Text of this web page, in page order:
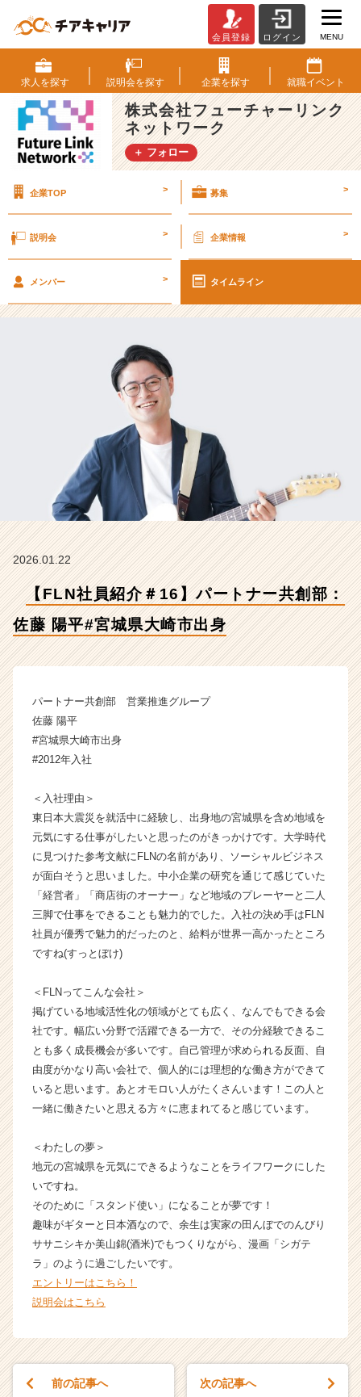
L
N
社
員
紹
介
＃
パ
ナ
佐
藤
陽
平
#
宮
城
県
大
崎
市
式
会
社
フ
ャ
ト
ワ
ー
ク
の
タ
ム
ン】
|
ベ
ン
ャ
ー・
成
業
ス
カ
ウ
ト
が
サ
会員登録 ログイン MENU
求人を探す 説明会を探す 企業を探す 就職イベント
株式会社フューチャーリンク
ネットワーク
＋ フォロー
企業TOP > 募集 >
説明会 > 企業情報 >
メンバー > タイムライン
2026.01.22
【FLN社員紹介＃16】パートナー共創部：
佐藤 陽平#宮城県大崎市出身
パートナー共創部 営業推進グループ
佐藤 陽平
#宮城県大崎市出身
#2012年入社
＜入社理由＞
東日本大震災を就活中に経験し、出身地の宮城県を含め地域を
元気にする仕事がしたいと思ったのがきっかけです。大学時代
に見つけた参考文献にFLNの名前があり、ソーシャルビジネス
が面白そうと思いました。中小企業の研究を通じて感じていた
「経営者」「商店街のオーナー」など地域のプレーヤーと二人
三脚で仕事をできることも魅力的でした。入社の決め手はFLN
社員が優秀で魅力的だったのと、給料が世界一高かったところ
ですね(すっとぼけ)
＜FLNってこんな会社＞
掲げている地域活性化の領域がとても広く、なんでもできる会
社です。幅広い分野で活躍できる一方で、その分経験できるこ
とも多く成長機会が多いです。自己管理が求められる反面、自
由度がかなり高い会社で、個人的には理想的な働き方ができて
いると思います。あとオモロい人がたくさんいます！この人と
一緒に働きたいと思える方々に恵まれてると感じています。
＜わたしの夢＞
地元の宮城県を元気にできるようなことをライフワークにした
いですね。
そのために「スタンド使い」になることが夢です！
趣味がギターと日本酒なので、余生は実家の田んぼでのんびり
ササニシキか美山錦(酒米)でもつくりながら、漫画「シガテ
ラ」のように過ごしたいです。
エントリーはこちら！
説明会はこちら
前の記事へ 次の記事へ